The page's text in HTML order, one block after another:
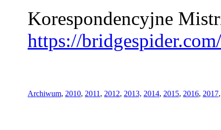
Korespondencyjne
https://
Archiwum, 2010, 2011 , 2012, 2013, 2014, 2015, 2016, 2017